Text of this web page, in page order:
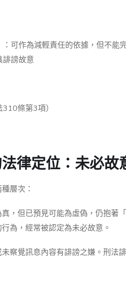
可作為減輕責任的依據，但不能
誹謗故意
條第3項）
律定位：未必故
層次：
真，但已預見可能為虛偽，仍抱
為，經常被認定為未必故意。
察覺訊息內容有誹謗之嫌。刑法